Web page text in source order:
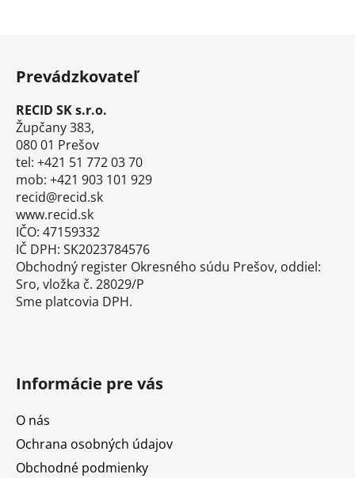
Prevádzkovateľ
RECID SK s.r.o.
Župčany 383,
080 01 Prešov
tel: +421 51 772 03 70
mob: +421 903 101 929
recid@recid.sk
www.recid.sk
IČO: 47159332
IČ DPH: SK2023784576
Obchodný register Okresného súdu Prešov, oddiel:
Sro, vložka č. 28029/P
Sme platcovia DPH.
Informácie pre vás
O nás
Ochrana osobných údajov
Obchodné podmienky